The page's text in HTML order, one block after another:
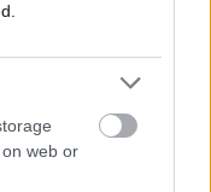
web or
mellett!